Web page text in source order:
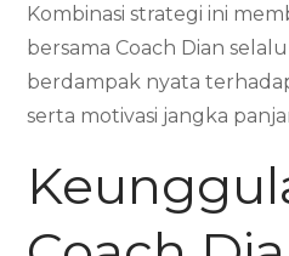
Kombinasi strategi ini
bersama Coach Dian
berdampak nyata
serta motivasi jangka